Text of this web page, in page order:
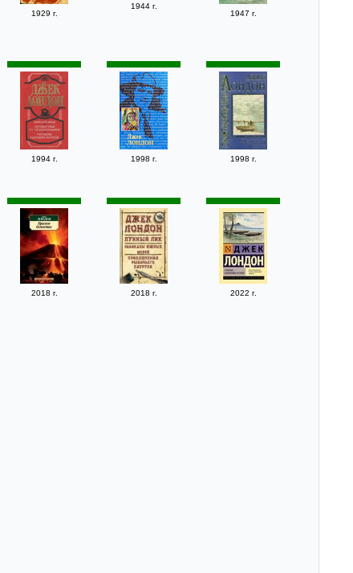
1929 г.
1944 г.
1947 г.
1994 г. 1998 г. 1998 г.
2018 г. 2018 г. 2022 г.